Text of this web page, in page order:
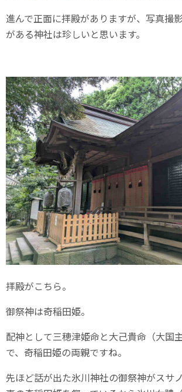
進んで正面に拝殿がありますが、写真撮
がある神社は珍しいと思います。
拝殿がこちら。
御祭神は奇稲田姫。
配神として三穂津姫命と大己貴命（大国
で、奇稲田姫の両親ですね。
先ほど話が出た氷川神社の御祭神がスサ